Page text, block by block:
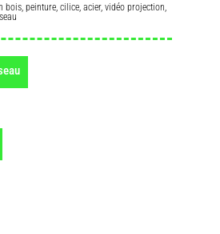
bois, peinture, cilice, acier, vidéo projection,